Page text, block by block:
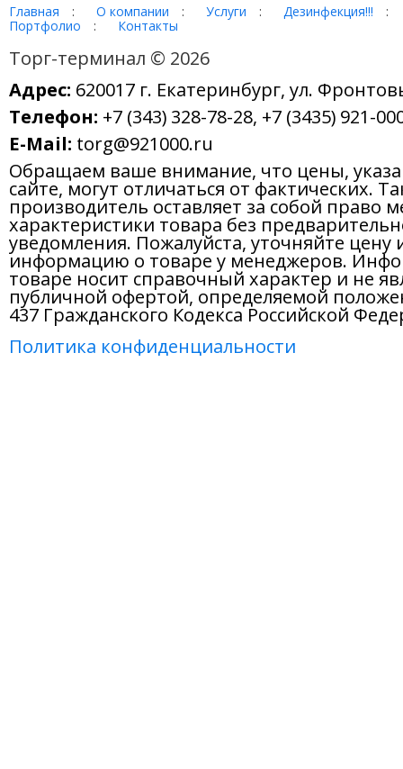
Главная : О компании : Услуги : Дезинфекция!!!
:
Портфолио
: Контакты
Торг-терминал © 2026
Адрес: 620017 г. Екатеринбург, ул.
Телефон: +7 (343) 328-78-28, +7 (3435) 921-
E-Mail: torg@921000.ru
Обращаем ваше внимание, что цены,
сайте, могут отличаться от фактических.
производитель оставляет за собой право
характеристики товара без
уведомления. Пожалуйста, уточняйте цену
информацию о товаре у менеджеров.
товаре носит справочный характер и не
публичной офертой, определяемой
437 Гражданского Кодекса Российской
Политика конфиденциальности